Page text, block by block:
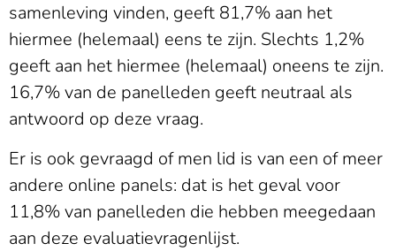
samenleving vinden, geeft 81,7% aan het
hiermee (helemaal) eens te zijn. Slechts 1,2%
geeft aan het hiermee (helemaal) oneens te zijn.
16,7% van de panelleden geeft neutraal als
antwoord op deze vraag.
Er is ook gevraagd of men lid is van een of meer
andere online panels: dat is het geval voor
11,8% van panelleden die hebben meegedaan
aan deze evaluatievragenlijst.